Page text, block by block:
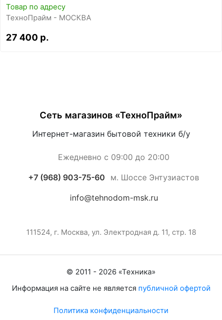
Товар по адресу
ТехноПрайм - МОСКВА
27 400 р.
Сеть магазинов «ТехноПрайм»
Интернет-магазин бытовой техники б/у
Ежедневно с 09:00 до 20:00
+7 (968) 903-75-60 м. Шоссе Энтузиастов
info@tehnodom-msk.ru
111524, г. Москва, ул. Электродная д. 11, стр. 18
© 2011 - 2026 «Техника»
Информация на сайте не является публичной офертой
Политика конфиденциальности